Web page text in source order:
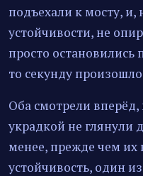
подъехали к мосту, и,
устойчивости, не
просто остановились
то секунду
Оба смотрели
украдкой не глянули
менее, прежде чем их
устойчивость, один